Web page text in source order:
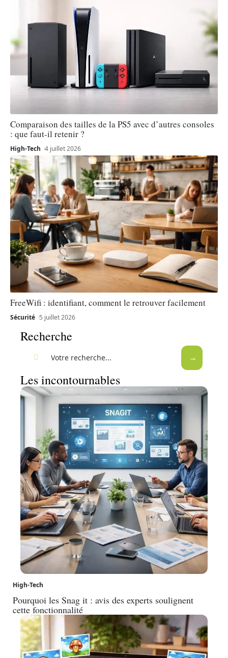
Comparaison des tailles de la PS5 avec d’autres consoles
: que faut-il retenir ?
High-Tech 4 juillet 2026
FreeWifi : identifiant, comment le retrouver facilement
Sécurité 5 juillet 2026
Recherche
Les incontournables
High-Tech
Pourquoi les Snag it : avis des experts soulignent
cette fonctionnalité